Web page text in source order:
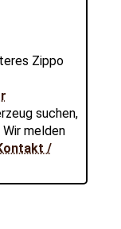
Zippo
suchen,
melden
/